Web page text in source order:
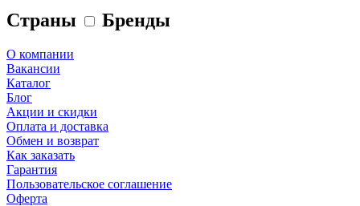
Страны Бренды
О компании
Вакансии
Каталог
Блог
Акции и скидки
Оплата и доставка
Обмен и возврат
Как заказать
Гарантия
Пользовательское соглашение
Оферта